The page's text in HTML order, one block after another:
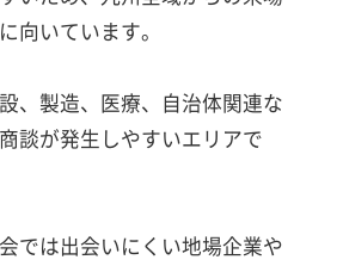
向いています。
、製造、医療、自治体関連な
談が発生しやすいエリアで
では出会いにくい地場企業や